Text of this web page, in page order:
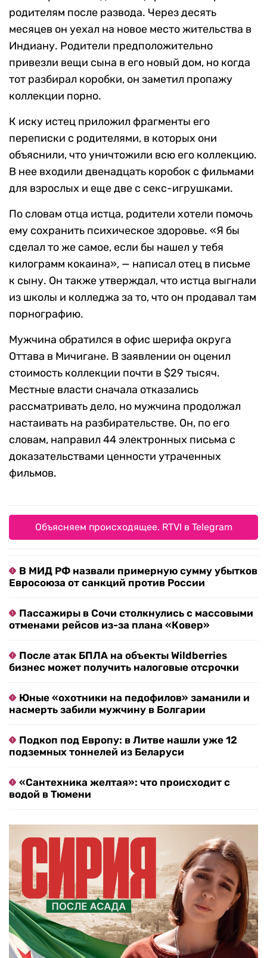
родителям после развода. Через десять
месяцев он уехал на новое место жительства в
Индиану. Родители предположительно
привезли вещи сына в его новый дом, но когда
тот разбирал коробки, он заметил пропажу
коллекции порно.
К иску истец приложил фрагменты его
переписки с родителями, в которых они
объяснили, что уничтожили всю его коллекцию.
В нее входили двенадцать коробок с фильмами
для взрослых и еще две с секс-игрушками.
По словам отца истца, родители хотели помочь
ему сохранить психическое здоровье. «Я бы
сделал то же самое, если бы нашел у тебя
килограмм кокаина», — написал отец в письме
к сыну. Он также утверждал, что истца выгнали
из школы и колледжа за то, что он продавал там
порнографию.
Мужчина обратился в офис шерифа округа
Оттава в Мичигане. В заявлении он оценил
стоимость коллекции почти в $29 тысяч.
Местные власти сначала отказались
рассматривать дело, но мужчина продолжал
настаивать на разбирательстве. Он, по его
словам, направил 44 электронных письма с
доказательствами ценности утраченных
фильмов.
Объясняем происходящее. RTVI в Telegram
В МИД РФ назвали примерную сумму убытков
Евросоюза от санкций против России
Пассажиры в Сочи столкнулись с массовыми
отменами рейсов из-за плана «Ковер»
После атак БПЛА на объекты Wildberries
бизнес может получить налоговые отсрочки
Юные «охотники на педофилов» заманили и
насмерть забили мужчину в Болгарии
Подкоп под Европу: в Литве нашли уже 12
подземных тоннелей из Беларуси
«Сантехника желтая»: что происходит с
водой в Тюмени